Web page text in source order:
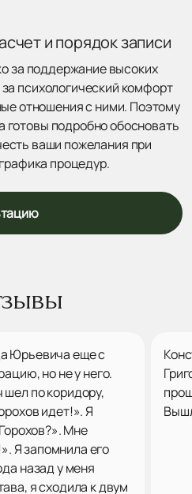
и порядок записи
за поддержание высоких
психологический комфорт
отношения с ними. Поэтому
готовы подробно обосновать
ваши пожелания при
процедур.
Юрьевича еще с
но не у него.
по коридору,
идет!». Я
Мне
Я запомнила его
назад у меня
я сходила к двум